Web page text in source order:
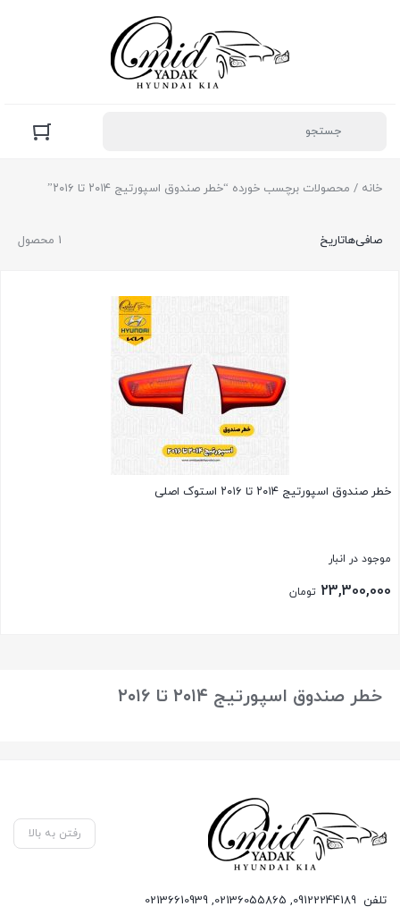
خانه / محصولات برچسب خورده “خطر صندوق اسپورتیج ۲۰۱۴ تا ۲۰۱۶”
1 محصول صافی‌هاتاریخ
خطر صندوق اسپورتیج ۲۰۱۴ تا ۲۰۱۶ استوک اصلی
موجود در انبار
23,300,000 تومان
خطر صندوق اسپورتیج ۲۰۱۴ تا ۲۰۱۶
رفتن به بالا
تلفن 09122244189
,
02136055865
,
02136610939